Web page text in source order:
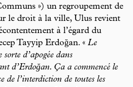
») un regroupement de
le droit à la ville, Ulus revient
à l’égard du
Tayyip Erdoğan. « Le
d’apogée dans
d’Erdoğan. Ça a commencé le
de l’interdiction de toutes les